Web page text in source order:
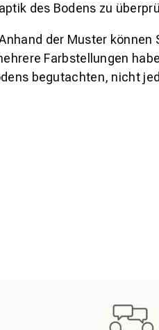
des Bodens zu
der Muster
Farbstellungen
begutachten, nicht